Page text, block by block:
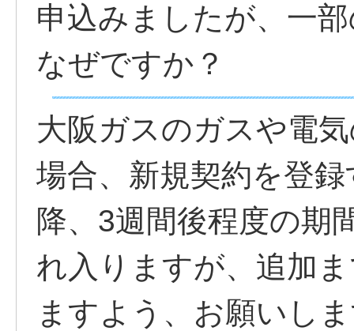
申込みましたが、一
なぜですか？
大阪ガスのガスや電
場合、新規契約を登
降、3週間後程度の期
れ入りますが、追加
ますよう、お願いし